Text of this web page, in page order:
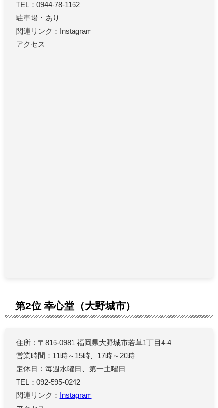
TEL：0944-78-1162
駐車場：あり
関連リンク：Instagram
アクセス
第2位 幸心堂（大野城市）
住所：〒816-0981 福岡県大野城市若草1丁目4-4
営業時間：11時～15時、17時～20時
定休日：毎週水曜日、第一土曜日
TEL：092-595-0242
関連リンク：
Instagram